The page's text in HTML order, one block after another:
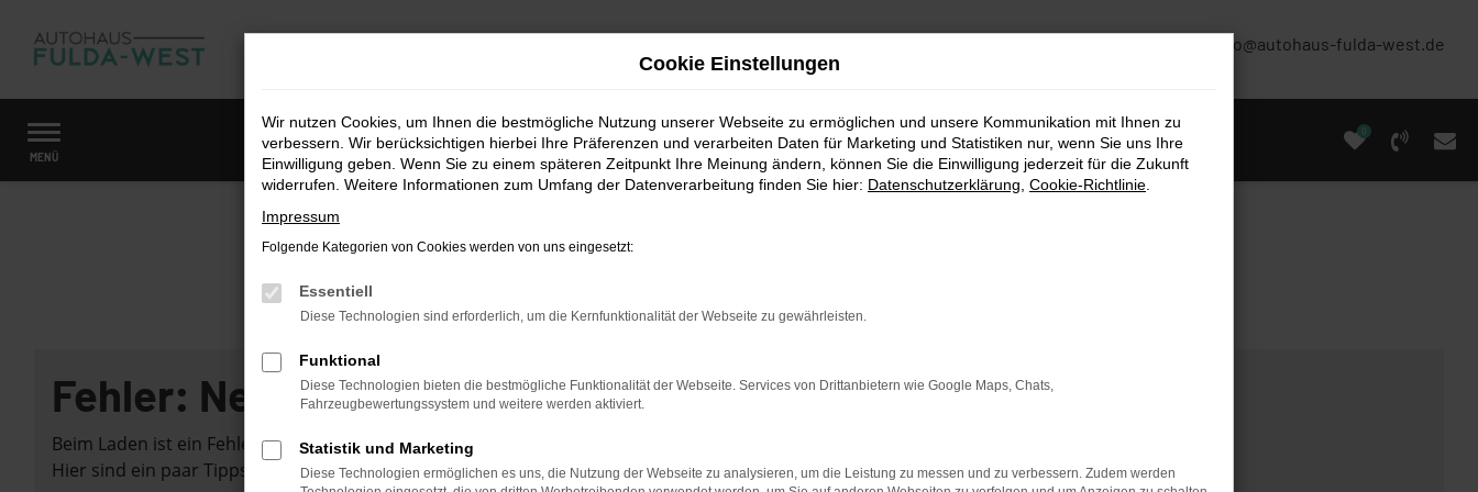
Zum
Hauptinhalt
info@autohaus-fulda-west.de
MENÜ
0
Startseite Fahrzeugmarkt
Fehler: Network Error
Beim Laden ist ein Fehler aufgetreten.
Hier sind ein paar Tipps, die dir helfen können:
Cookie Einstellungen
Wir nutzen Cookies, um Ihnen die bestmögliche Nutzung unserer Webseite zu ermöglichen und unsere Kommunikation mit Ihnen zu
verbessern. Wir berücksichtigen hierbei Ihre Präferenzen und verarbeiten Daten für Marketing und Statistiken nur, wenn Sie uns Ihre
Einwilligung geben. Wenn Sie zu einem späteren Zeitpunkt Ihre Meinung ändern, können Sie die Einwilligung jederzeit für die Zukunft
widerrufen. Weitere Informationen zum Umfang der Datenverarbeitung finden Sie hier: Datenschutzerklärung Cookie-Richtlinie
Impressum
Folgende Kategorien von Cookies werden von uns eingesetzt:
Essentiell
Diese Technologien sind erforderlich, um die Kernfunktionalität der Webseite zu gewährleisten.
Funktional
Diese Technologien bieten die bestmögliche Funktionalität der Webseite. Services von Drittanbietern wie Google Maps, Chats,
Fahrzeugbewertungssystem und weitere werden aktiviert.
Statistik und Marketing
Diese Technologien ermöglichen es uns, die Nutzung der Webseite zu analysieren, um die Leistung zu messen und zu verbessern. Zudem werden